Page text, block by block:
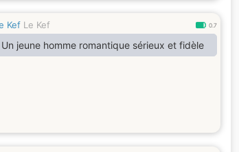
Kef Le Kef 0.7
Un jeune homme romantique sérieux et fidèle